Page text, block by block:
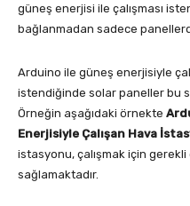
güneş enerjisi ile çalışması
bağlanmadan sadece
Arduino ile güneş enerjisiyle
istendiğinde solar paneller bu
Örneğin aşağıdaki örnekte
Enerjisiyle Çalışan Hava
istasyonu, çalışmak için
sağlamaktadır.